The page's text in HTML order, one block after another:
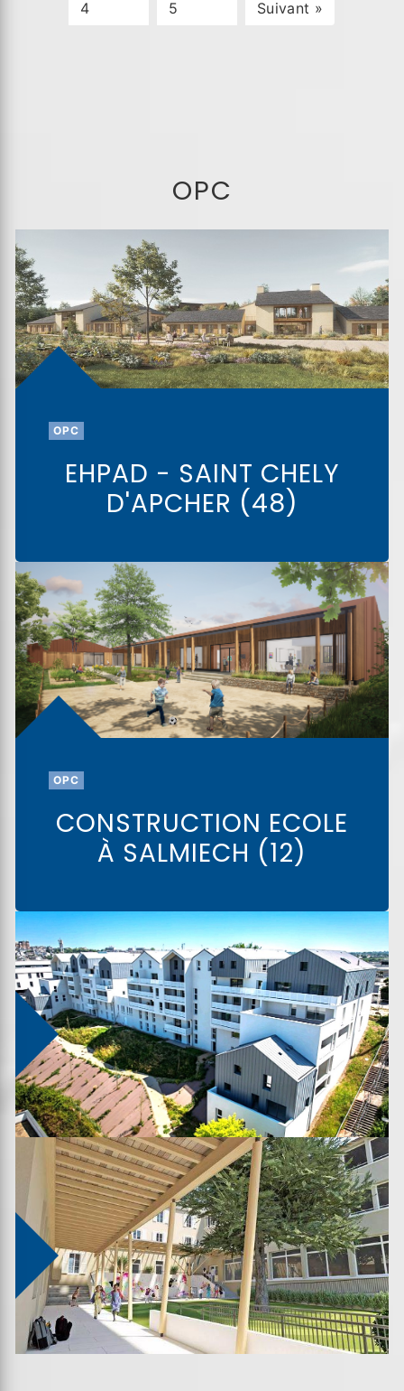
4 5 Suivant »
OPC
OPC
EHPAD - SAINT CHELY
D'APCHER (48)
OPC
CONSTRUCTION ECOLE
À SALMIECH (12)